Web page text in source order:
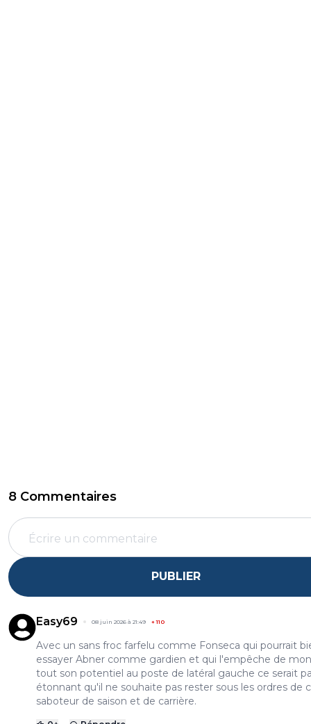
8 Commentaires
PUBLIER
Easy69 08 juin 2026 à 21:49 +110
Avec un sans froc farfelu comme Fonseca qui pourrait
essayer Abner comme gardien et qui l'empêche de
tout son potentiel au poste de latéral gauche ce serait
étonnant qu'il ne souhaite pas rester sous les ordres de
saboteur de saison et de carrière.